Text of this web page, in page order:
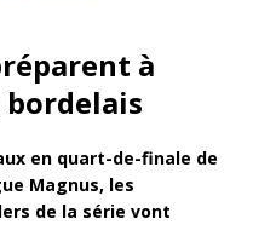
à
en quart-de-finale de
Magnus, les
de la série vont